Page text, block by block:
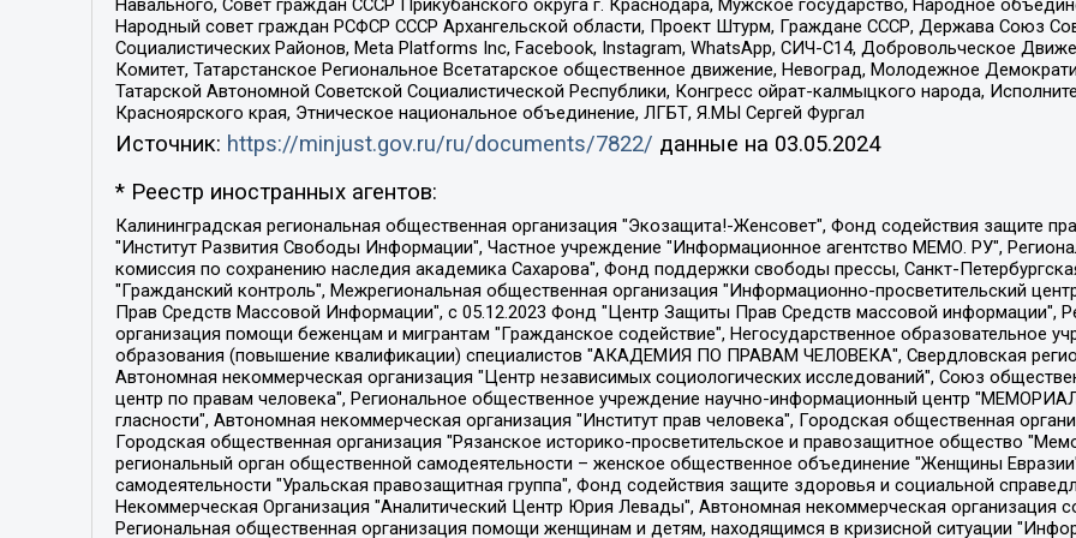
Навального, Совет граждан СССР Прикубанского округа г. Краснодара, Мужское государство, Народное
Народный совет граждан РСФСР СССР Архангельской области, Проект Штурм, Граждане СССР, Держава Союз
Социалистических Районов, Meta Platforms Inc, Facebook, Instagram, WhatsApp, СИЧ-С14, Добровольческое
Комитет, Татарстанское Региональное Всетатарское общественное движение, Невоград, Молодежное
Татарской Автономной Советской Социалистической Республики, Конгресс ойрат-калмыцкого народа,
Красноярского края, Этническое национальное объединение, ЛГБТ, Я.МЫ Сергей Фургал
Источник: https://minjust.gov.ru/ru/documents/7822/ данные на 03.05.2024
* Реестр иностранных агентов:
Калининградская региональная общественная организация "Экозащита!-Женсовет", Фонд содействия защите прав и свобод граждан "Общественный вердикт", Фонд "Институт Развития Свободы Информации", Частное учреждение "Информационное агентство МЕМО. РУ", Региональная общественная организация "Общественная комиссия по сохранению наследия академика Сахарова", Фонд поддержки свободы прессы, Санкт-Петербургская общественная правозащитная организация "Гражданский контроль", Межрегиональная общественная организация "Информационно-просветительский центр "Мемориал", Региональный Фонд "Центр Защиты Прав Средств Массовой Информации", с 05.12.2023 Фонд "Центр Защиты Прав Средств массовой информации", Региональная общественная благотворительная организация помощи беженцам и мигрантам "Гражданское содействие", Негосударственное образовательное учреждение дополнительного профессионального образования (повышение квалификации) специалистов "АКАДЕМИЯ ПО ПРАВАМ ЧЕЛОВЕКА", Свердловская региональная общественная организация "Сутяжник", Автономная некоммерческая организация "Центр независимых социологических исследований", Союз общественных объединений "Российский исследовательский центр по правам человека", Региональное общественное учреждение научно-информационный центр "МЕМОРИАЛ", Некоммерческая организация "Фонд защиты гласности", Автономная некоммерческая организация "Институт прав человека", Городская общественная организация "Екатеринбургское общество "МЕМОРИАЛ", Городская общественная организация "Рязанское историко-просветительское и правозащитное общество "Мемориал" (Рязанский Мемориал), Челябинский региональный орган общественной самодеятельности – женское общественное объединение "Женщины Евразии", Челябинский региональный орган общественной самодеятельности "Уральская правозащитная группа", Фонд содействия защите здоровья и социальной справедливости имени Андрея Рылькова, Автономная Некоммерческая Организация "Аналитический Центр Юрия Левады", Автономная некоммерческая организация социальной поддержки населения "Проект Апрель", Региональная общественная организация помощи женщинам и детям, находящимся в кризисной ситуации "Информационно-методический центр "Анна", Фонд содействия развитию массовых коммуникаций и правовому просвещению "Так-так-Так", Фонд содействия устойчивому развитию "Серебряная тайга", Свердловский региональный общественный фонд социальных проектов "Новое время", "Idel.Реалии", Кавказ.Реалии, Крым.Реалии, Телеканал Настоящее Время, Татаро-башкирская служба Радио Свобода (Azatliq Radiosi), Радио Свободная Европа/Радио Свобода (PCE/PC), "Сибирь.Реалии", "Фактограф", Благотворительный фонд помощи осужденным и их семьям, Автономная некоммерческая организация "Институт глобализации и социальных движений", Фонд "В защиту прав заключенных", Частное учреждение "Центр поддержки и содействия развитию средств массовой информации", Пензенский региональный общественный благотворительный фонд "Гражданский союз", "Север.Реалии", Некоммерческая организация Фонд "Правовая инициатива", Общество с ограниченной ответственностью "Радио Свободная Европа/Радио Свобода", Чешское информационное агентство "MEDIUM-ORIENT", Красноярская региональная общественная организация "Мы против СПИДа", Камалягин Денис Николаевич, Маркелов Сергей Евгеньевич, Пономарев Лев Александрович, Савицкая Людмила Алексеевна, Автономная некоммерческая организация "Центр по работе с проблемой насилия "НАСИЛИЮ.НЕТ", Межрегиональный профессиональный союз работников здравоохранения "Альянс врачей", Юридическое лицо, зарегистрированное в Латвийской Республике, SIA "Medusa Project" (регистрационный номер 40103797863, дата регистрации 10.06.2014), Некоммерческая организация "Фонд по борьбе с коррупцией", Автономная некоммерческая организация "Институт права и публичной политики", Баданин Роман Сергеевич, Гликин Максим Александрович, Железнова Мария Михайловна, Лукьянова Юлия Сергеевна, Маетная Елизавета Витальевна, Маняхин Петр Борисович, Чуракова Ольга Владимировна, Ярош Юлия Петровна, Юридическое лицо "The Insider SIA", зарегистрированное в Риге, Латвийская Республика (дата регистрации 26.06.2015), являющееся администратором доменного имени интернет-издания "The Insider SIA", https://theins.ru, Постернак Алексей Евгеньевич, Рубин Михаил Аркадьевич, Анин Роман Александрович, Юридическое лицо Istories fonds, зарегистрированное в Латвийской Республике (регистрационный номер 50008295751, дата регистрации 24.02.2020), Великовский Дмитрий Александрович, Долинина Ирина Николаевна, Мароховская Алеся Алексеевна, Шлейнов Роман Юрьевич, Шмагун Олеся Валентиновна, Общество с ограниченной ответственностью "Альтаир 2021", Общество с ограниченной ответственностью "Вега 2021", Общество с ограниченной ответственностью "Главный редактор 2021", Общество с ограниченной ответственностью "Ромашки монолит", Важенков Артем Валерьевич, Ивановская областная общественная организация "Центр гендерных исследований", Гурман Юрий Альбертович, Медиапроект "ОВД-Инфо", Егоров Владимир Владимирович, Жилинский Владимир Александрович, Общество с ограниченной ответственностью "ЗП", Иванова София Юрьевна, Карезина Инна Павловна, Кильтау Екатерина Викторовна, Петров Алексей Викторович, Пискунов Сергей Евгеньевич, Смирнов Сергей Сергеевич, Тихонов Михаил Сергеевич, Общество с ограниченной ответственностью "ЖУРНАЛИСТ-ИНОСТРАННЫЙ АГЕНТ", Арапова Галина Юрьевна, Вольтская Татьяна Анатольевна, Американская компания "Mason G.E.S. Anonymous Foundation" (США), являющаяся владельцем интернет-издания https://mnews.world/, Компания "Stichting Bellingcat", зарегистрированная в Нидерландах (дата регистрации 11.07.2018), Захаров Андрей Вячеславович, Клепиковская Екатерина Дмитриевна, Общество с ограниченной ответственностью "МЕМО", Перл Роман Александрович, Симонов Евгений Алексеевич, Соловьева Елена Анатольевна, Сотников Даниил Владимирович, Сурначева Елизавета Дмитриевна, Автономная некоммерческая организация по защите прав человека и информированию населения "Якутия – Наше Мнение", Общество с ограниченной ответственностью "Москоу диджитал медиа", с 26.01.2023 Общество с ограниченной ответственностью "Чайка Белые сады", Ветошкина Валерия Валерьевна, Заговора Максим Александрович, Межрегиональное общественное движение "Российская ЛГБТ - сеть", Оленичев Максим Владимирович, Павлов Иван Юрьевич, Скворцова Елена Сергеевна, Общество с ограниченной ответственностью "Как бы инагент", Кочетков Игорь Викторович, Общество с ограниченной ответственностью "Честные выборы", Еланчик Олег Александрович, Общество с ограниченной ответственностью "Нобелевский призыв", Гималова Регина Эмилевна, Григорьев Андрей Валерьевич, Григорьева Алина Александровна, Ассоциация по содействию защите прав призывников, альтернативнослужащих и военнослужащих "Правозащитная группа